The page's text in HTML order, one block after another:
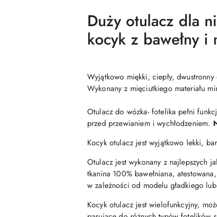
Duży otulacz dla
kocyk z bawełny i
Wyjątkowo miękki, ciepły,
Wykonany z mięciutkiego materiału
Otulacz do wózka- fotelika pełni
przed przewianiem i wychłodzeniem.
Kocyk otulacz jest wyjątkowo lekki,
Otulacz jest wykonany z najlepszych
tkanina 100% bawełniana,
w zależności od modelu gładkiego
Kocyk otulacz jest wielofunkcyjny,